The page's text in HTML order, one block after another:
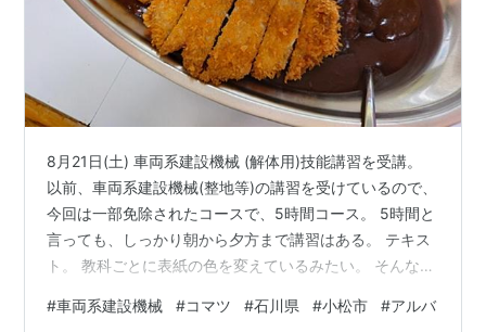
8月21日(土) 車両系建設機械 (解体用)技能講習を受講。
以前、車両系建設機械(整地等)の講習を受けているので、
今回は一部免除されたコースで、5時間コース。 5時間と
言っても、しっかり朝から夕方まで講習はある。 テキス
ト。 教科ごとに表紙の色を変えているみたい。 そんなこ
全く無関係な講習受けて、ひとつ欄を埋めてきた。 あと
#車両系建設機械 #コマツ #石川県 #小松市 #アルバ